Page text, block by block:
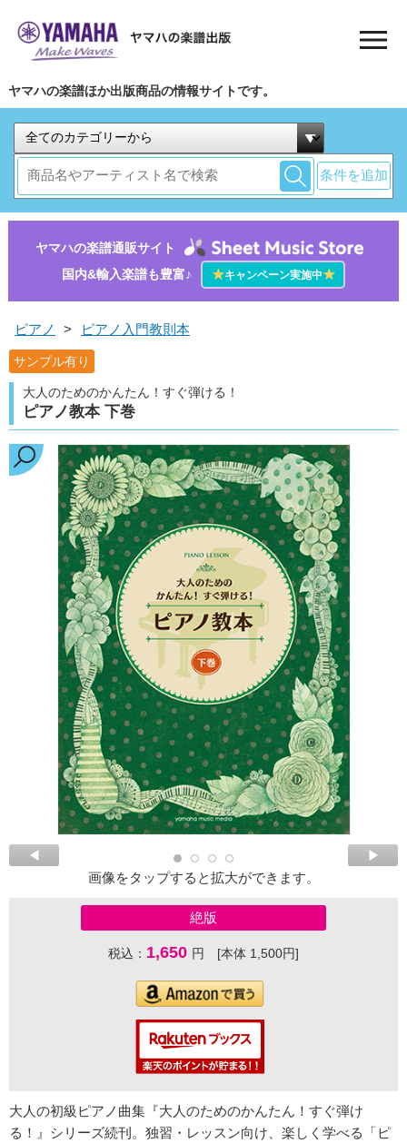
ヤマハの楽譜ほか出版商品の情報サイトです。
条件を追加
ヤマハの楽譜通販サイト
国内&輸入楽譜も豊富♪
★キャンペーン実施中★
ピアノ > ピアノ入門教則本
サンプル有り
大人のためのかんたん！すぐ弾ける！
ピアノ教本 下巻
画像をタップすると拡大ができます。
絶版
税込： 1,650 円 [本体 1,500円]
大人の初級ピアノ曲集『大人のためのかんたん！すぐ弾け
る！』シリーズ続刊。独習・レッスン向け、楽しく学べる「ピ